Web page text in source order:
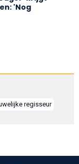
'Nog
regisseur